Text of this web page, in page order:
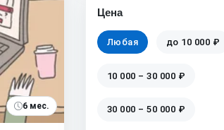
6 мес.
Цена
Любая до 10 000 ₽
10 000 – 30 000 ₽
30 000 – 50 000 ₽